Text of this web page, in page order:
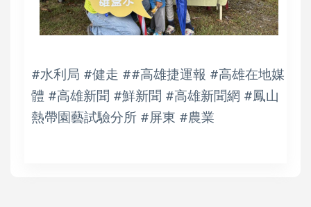
#水利局 #健走 ##高雄捷運報 #高雄在地媒
體 #高雄新聞 #鮮新聞 #高雄新聞網 #鳳山
熱帶園藝試驗分所 #屏東 #農業